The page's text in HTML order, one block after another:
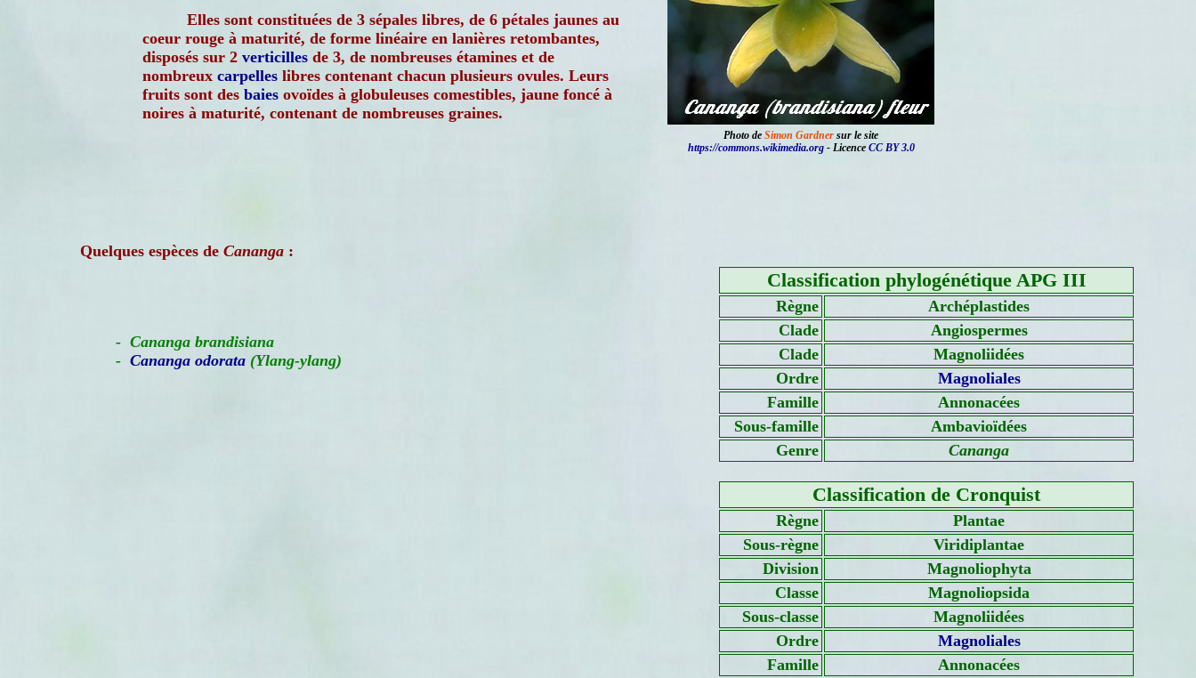
Photo de Simon Gardner sur le site
https://commons.wikimedia.org- Licence CC BY 3.0
Elles sont constituées de 3 sépales libres, de 6 pétales jaunes au
coeur rouge à maturité, de forme linéaire en lanières retombantes,
disposés sur 2 verticilles de 3, de nombreuses étamines et de
nombreux carpelles libres contenant chacun plusieurs ovules. Leurs
fruits sont des baies ovoïdes à globuleuses comestibles, jaune foncé à
noires à maturité, contenant de nombreuses graines.
Quelques espèces de Cananga :
- Cananga brandisiana
- Cananga odorata (Ylang-ylang)
Classification phylogénétique APG III
Règne
Archéplastides
Clade
Angiospermes
Clade
Magnoliidées
Ordre
Magnoliales
Famille
Annonacées
Sous-famille
Ambavioïdées
Genre
Cananga
Classification de Cronquist
Règne
Plantae
Sous-règne
Viridiplantae
Division
Magnoliophyta
Classe
Magnoliopsida
Sous-classe
Magnoliidées
Ordre
Magnoliales
Famille
Annonacées